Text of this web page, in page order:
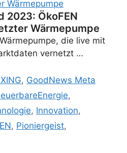
2023: ÖkoFEN
Wärmepumpe
die live mit
vernetzt …
, GoodNews Meta
,
, Innovation,
, Pioniergeist,